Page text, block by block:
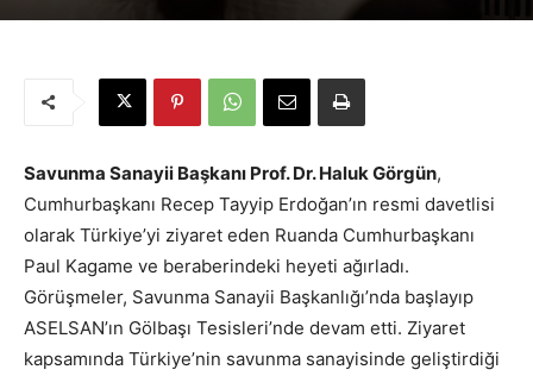
Savunma Sanayii Başkanı Prof. Dr. Haluk Görgün,
Cumhurbaşkanı Recep Tayyip Erdoğan’ın resmi davetlisi
olarak Türkiye’yi ziyaret eden Ruanda Cumhurbaşkanı
Paul Kagame ve beraberindeki heyeti ağırladı.
Görüşmeler, Savunma Sanayii Başkanlığı’nda başlayıp
ASELSAN’ın Gölbaşı Tesisleri’nde devam etti. Ziyaret
kapsamında Türkiye’nin savunma sanayisinde geliştirdiği